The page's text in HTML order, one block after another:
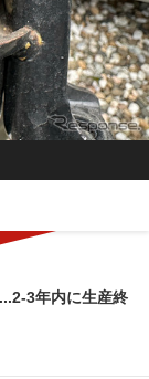
年内に生産終